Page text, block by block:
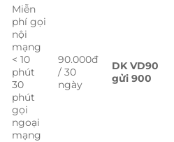
Miễn
phí gọi
nội
mạng
< 10
phút
30
phút
gọi
ngoại
mạng
90.000đ
/ 30
ngày
DK VD90
gửi 900